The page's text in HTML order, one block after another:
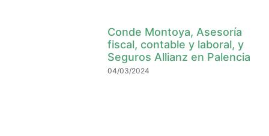
Conde Montoya, Asesoría
fiscal, contable y laboral, y
Seguros Allianz en Palencia
04/03/2024